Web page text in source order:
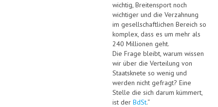
wichtig, Breitensport noch
wichtiger und die Verzahnung
im gesellschaftlichen Bereich so
komplex, dass es um mehr als
240 Millionen geht.
Die Frage bleibt, warum wissen
wir über die Verteilung von
Staatsknete so wenig und
werden nicht gefragt? Eine
Stelle die sich darum kümmert,
ist der BdSt.“